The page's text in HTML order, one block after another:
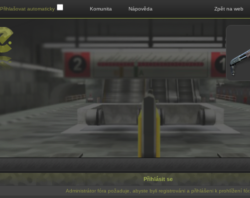
Přihlašovat automaticky Komunita Nápověda Zpět na web
Přihlásit se
Administrátor fóra požaduje, abyste byli registrováni a přihlášeni k prohlížení fór.